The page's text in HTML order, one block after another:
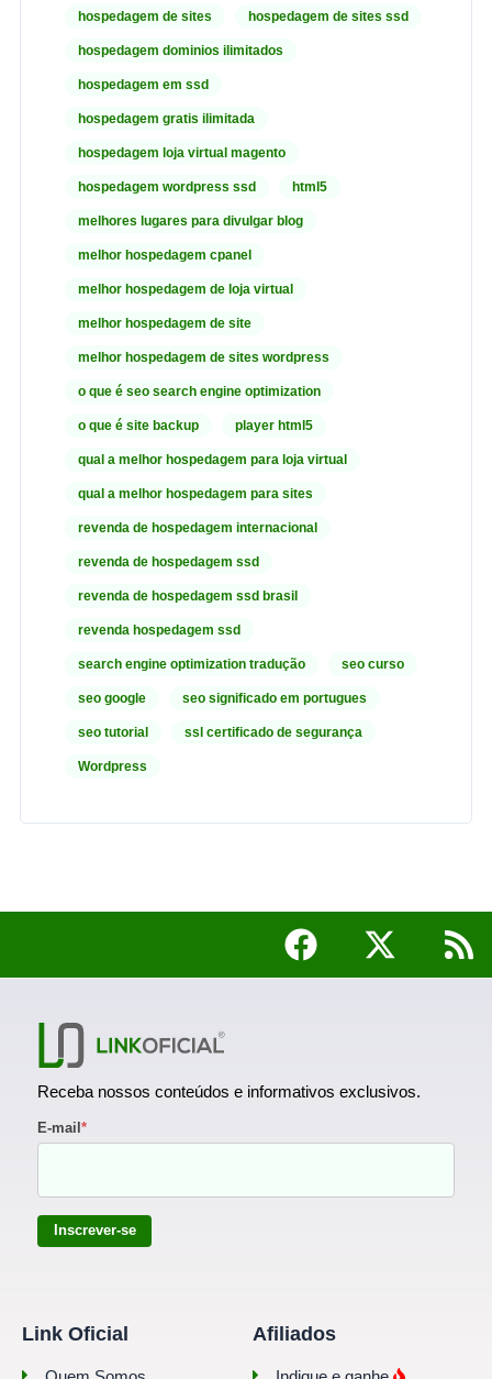
hospedagem de sites hospedagem de sites ssd
hospedagem dominios ilimitados
hospedagem em ssd
hospedagem gratis ilimitada
hospedagem loja virtual magento
hospedagem wordpress ssd html5
melhores lugares para divulgar blog
melhor hospedagem cpanel
melhor hospedagem de loja virtual
melhor hospedagem de site
melhor hospedagem de sites wordpress
o que é seo search engine optimization
o que é site backup player html5
qual a melhor hospedagem para loja virtual
qual a melhor hospedagem para sites
revenda de hospedagem internacional
revenda de hospedagem ssd
revenda de hospedagem ssd brasil
revenda hospedagem ssd
search engine optimization tradução seo curso
seo google seo significado em portugues
seo tutorial ssl certificado de segurança
Wordpress
Receba nossos conteúdos e informativos exclusivos.
E-mail*
Inscrever-se
Link Oficial Afiliados